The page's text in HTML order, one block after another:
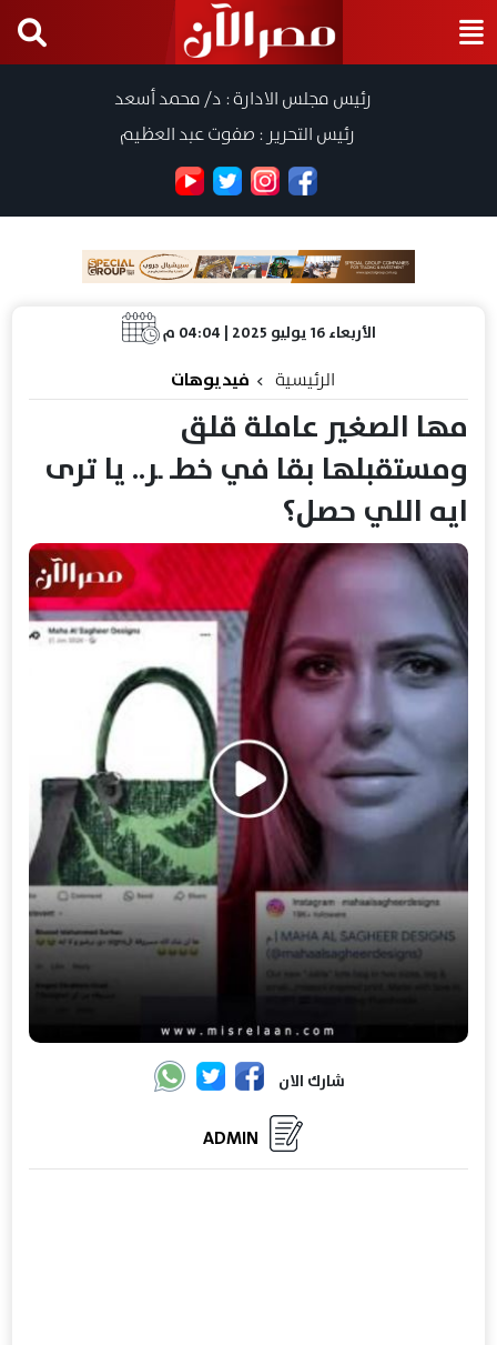
رئيس مجلس الادارة : د/ محمد أسعد
رئيس التحرير : صفوت عبد العظيم
الأربعاء 16 يوليو 2025 | 04:04 م
الرئيسية فيديوهات
مها الصغير عاملة قلق
ومستقبلها بقا في خطـ ـر.. يا ترى
ايه اللي حصل؟
شارك الان
ADMIN